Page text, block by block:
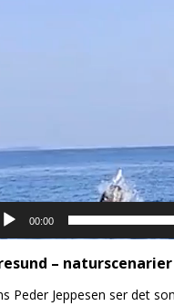
00:00
–
Peder Jeppesen ser det